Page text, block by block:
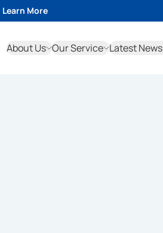
Learn More
About Us Our Service Latest News